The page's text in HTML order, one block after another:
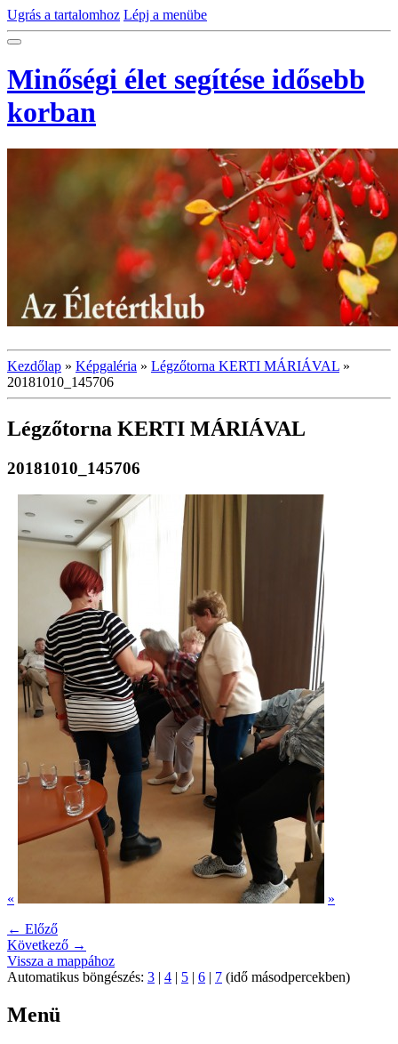
Ugrás a tartalomhoz Lépj a menübe
Minőségi élet segítése idősebb
korban
Kezdőlap » Képgaléria » Légzőtorna KERTI MÁRIÁVAL »
20181010_145706
Légzőtorna KERTI MÁRIÁVAL
20181010_145706
«
»
← Előző
Következő →
Vissza a mappához
Automatikus böngészés: 3 | 4 | 5 | 6 | 7 (idő másodpercekben)
Menü